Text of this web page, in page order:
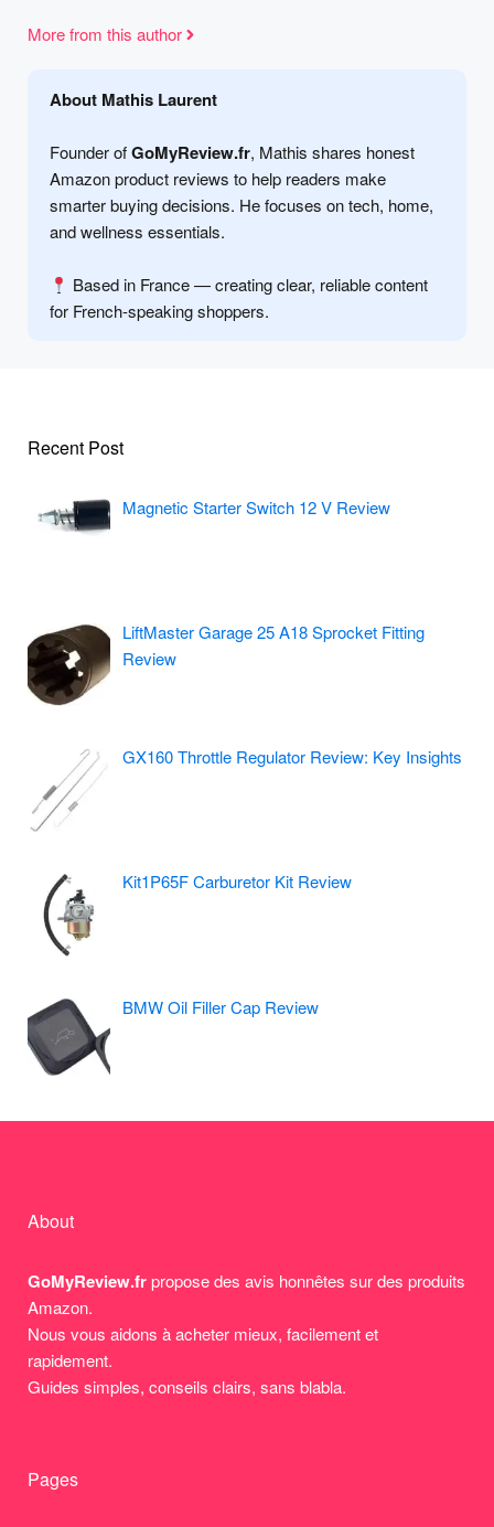
More from this author
About Mathis Laurent
Founder ofGoMyReview.fr, Mathis shares honest
Amazon product reviews to help readers make
smarter buying decisions. He focuses on tech, home,
and wellness essentials.
Based in France — creating clear, reliable content
for French-speaking shoppers.
Recent Post
Magnetic Starter Switch 12 V Review
LiftMaster Garage 25 A18 Sprocket Fitting
Review
GX160 Throttle Regulator Review: Key Insights
Kit1P65F Carburetor Kit Review
BMW Oil Filler Cap Review
About
GoMyReview.frpropose des avis honnêtes sur des produits
Amazon.
Nous vous aidons à acheter mieux, facilement et
rapidement.
Guides simples, conseils clairs, sans blabla.
Pages